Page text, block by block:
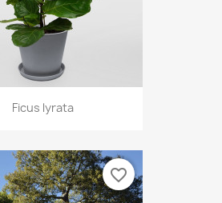
Ficus lyrata
favorite_border